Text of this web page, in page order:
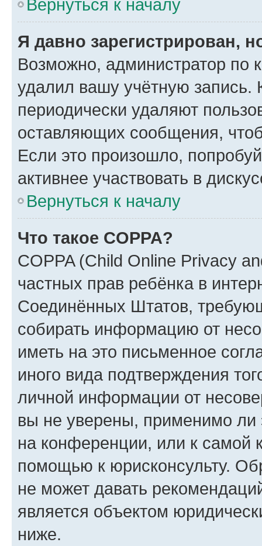
Вернуться к началу
Я давно зарегистрирован,
Возможно, администратор по
удалил вашу учётную запись.
периодически удаляют
оставляющих сообщения,
Если это произошло,
активнее участвовать в
Вернуться к началу
Что такое COPPA?
COPPA (Child Online Privacy
частных прав ребёнка в
Соединённых Штатов,
собирать информацию от
иметь на это письменное
иного вида подтверждения
личной информации от
вы не уверены, применимо ли
на конференции, или к самой
помощью к юрисконсульту.
не может давать
является объектом
ниже.